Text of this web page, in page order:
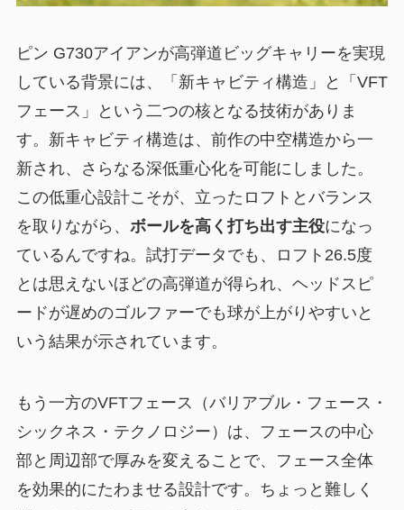
ピン G730アイアンが高弾道ビッグキャリーを実現
している背景には、「新キャビティ構造」と「VFT
フェース」という二つの核となる技術がありま
す。新キャビティ構造は、前作の中空構造から一
新され、さらなる深低重心化を可能にしました。
この低重心設計こそが、立ったロフトとバランス
を取りながら、 ボールを高く打ち出す主役になっ
ているんですね。試打データでも、ロフト26.5度
とは思えないほどの高弾道が得られ、ヘッドスピ
ードが遅めのゴルファーでも球が上がりやすいと
いう結果が示されています。
もう一方のVFTフェース（バリアブル・フェース・
シックネス・テクノロジー）は、フェースの中心
部と周辺部で厚みを変えることで、フェース全体
を効果的にたわませる設計です。ちょっと難しく